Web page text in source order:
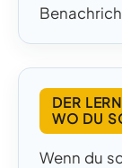
DER
WO DU
Wenn du